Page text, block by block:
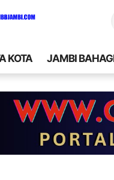
KOTA JAMBI